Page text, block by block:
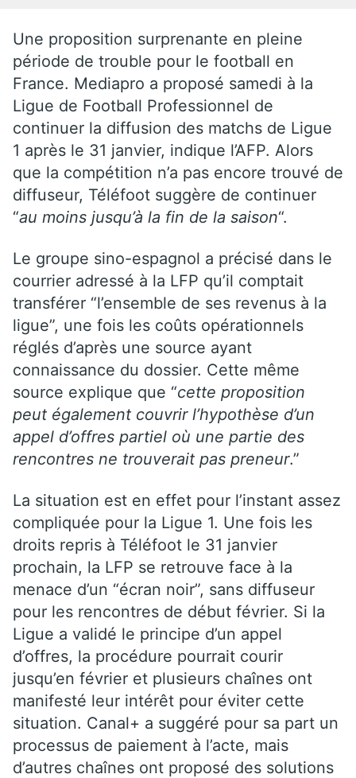
Une proposition surprenante en pleine
période de trouble pour le football en
France. Mediapro a proposé samedi à la
Ligue de Football Professionnel de
continuer la diffusion des matchs de Ligue
1 après le 31 janvier, indique l’AFP. Alors
que la compétition n’a pas encore trouvé de
diffuseur, Téléfoot suggère de continuer
“au moins jusqu’à la fin de la saison“.
Le groupe sino-espagnol a précisé dans le
courrier adressé à la LFP qu’il comptait
transférer “l’ensemble de ses revenus à la
ligue”, une fois les coûts opérationnels
réglés d’après une source ayant
connaissance du dossier. Cette même
source explique que “cette proposition
peut également couvrir l’hypothèse d’un
appel d’offres partiel où une partie des
rencontres ne trouverait pas preneur.”
La situation est en effet pour l’instant assez
compliquée pour la Ligue 1. Une fois les
droits repris à Téléfoot le 31 janvier
prochain, la LFP se retrouve face à la
menace d’un “écran noir”, sans diffuseur
pour les rencontres de début février. Si la
Ligue a validé le principe d’un appel
d’offres, la procédure pourrait courir
jusqu’en février et plusieurs chaînes ont
manifesté leur intérêt pour éviter cette
situation. Canal+ a suggéré pour sa part un
processus de paiement à l’acte, mais
d’autres chaînes ont proposé des solutions